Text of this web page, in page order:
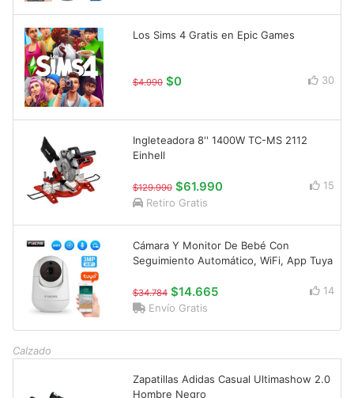
Los Sims 4 Gratis en Epic Games
$4.990 $0 30
Ingleteadora 8'' 1400W TC-MS 2112
Einhell
$129.990 $61.990
15
Retiro Gratis
Cámara Y Monitor De Bebé Con
Seguimiento Automático, WiFi, App Tuya
$34.784 $14.665
14
Envío Gratis
Calzado
Zapatillas Adidas Casual Ultimashow 2.0
Hombre Negro